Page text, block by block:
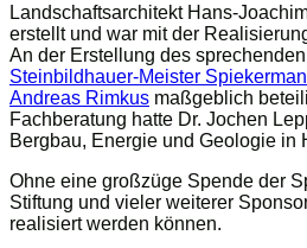
Landschaftsarchitekt Hans-
erstellt und war mit der
An der Erstellung des
Steinbildhauer-Meister
Andreas Rimkus maßgeblich
Fachberatung hatte Dr. Jochen
Bergbau, Energie und Geologie in
Ohne eine großzüge Spende der
Stiftung und vieler weiterer
realisiert werden können.